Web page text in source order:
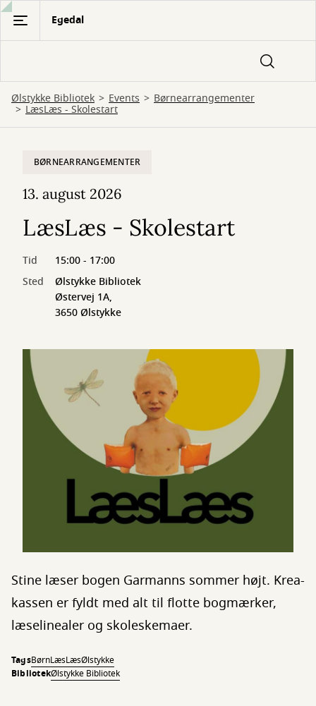
Gå
hovedindhold
Egedal
Ølstykke Bibliotek Events Børnearrangementer
LæsLæs - Skolestart
BØRNEARRANGEMENTER
13. august 2026
LæsLæs - Skolestart
Tid
15:00 - 17:00
Sted
Ølstykke Bibliotek
Østervej 1A,
3650 Ølstykke
Stine læser bogen Garmanns sommer højt. Krea-
kassen er fyldt med alt til flotte bogmærker,
læselinealer og skoleskemaer.
TagsBørnLæsLæsØlstykke
BibliotekØlstykke Bibliotek